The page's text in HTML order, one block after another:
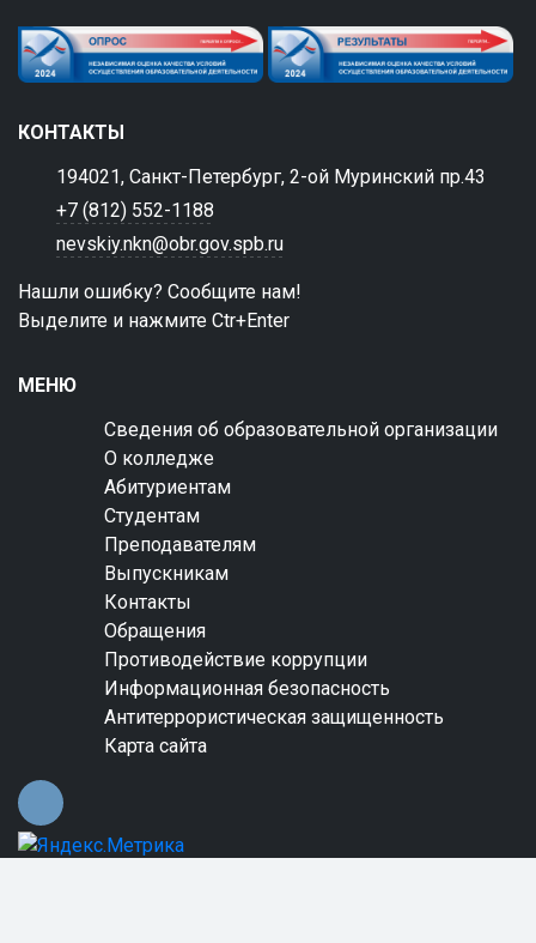
КОНТАКТЫ
194021, Санкт-Петербург, 2-ой Муринский пр.43
+7 (812) 552-1188
nevskiy.nkn@obr.gov.spb.ru
Нашли ошибку? Сообщите нам!
Выделите и нажмите Ctr+Enter
МЕНЮ
Сведения об образовательной организации
О колледже
Абитуриентам
Студентам
Преподавателям
Выпускникам
Контакты
Обращения
Противодействие коррупции
Информационная безопасность
Антитеррористическая защищенность
Карта сайта